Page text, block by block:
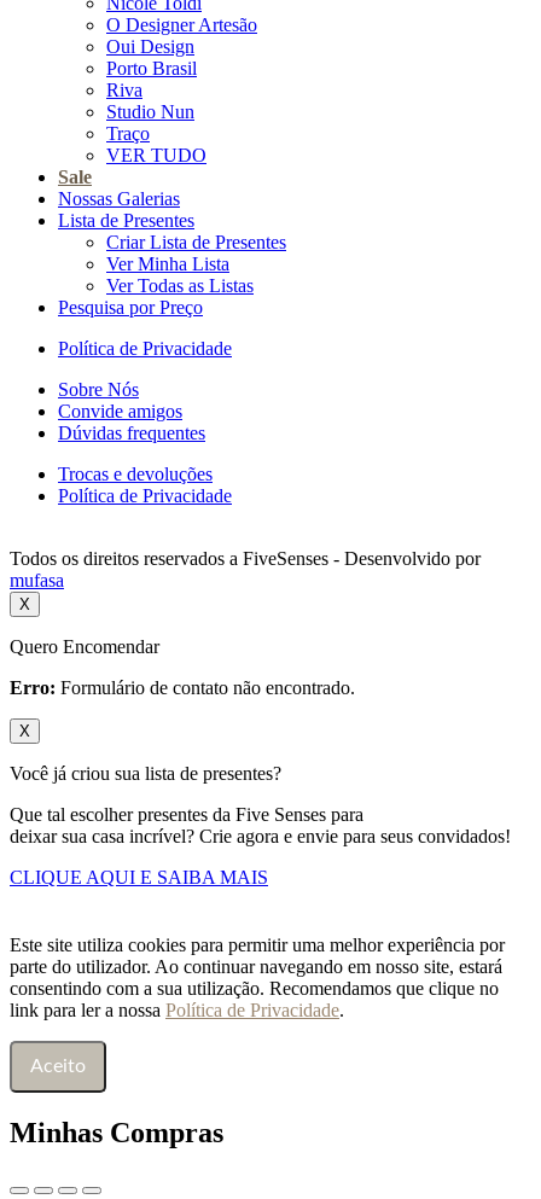
O Designer Artesão
Oui Design
Porto Brasil
Riva
Studio Nun
Traço
VER TUDO
Sale
Nossas Galerias
Lista de Presentes
Criar Lista de Presentes
Ver Minha Lista
Ver Todas as Listas
Pesquisa por Preço
Política de Privacidade
Sobre Nós
Convide amigos
Dúvidas frequentes
Trocas e devoluções
Política de Privacidade
Todos os direitos reservados a FiveSenses - Desenvolvido por
mufasa
X
Quero Encomendar
Erro: Formulário de contato não encontrado.
X
Você já criou sua lista de presentes?
Que tal escolher presentes da Five Senses para
deixar sua casa incrível? Crie agora e envie para seus convidados!
CLIQUE AQUI E SAIBA MAIS
Este site utiliza cookies para permitir uma melhor experiência por
parte do utilizador. Ao continuar navegando em nosso site, estará
consentindo com a sua utilização. Recomendamos que clique no
link para ler a nossa Política de Privacidade.
Aceito
Minhas Compras